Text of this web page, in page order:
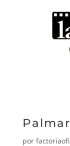
por factoriaofi